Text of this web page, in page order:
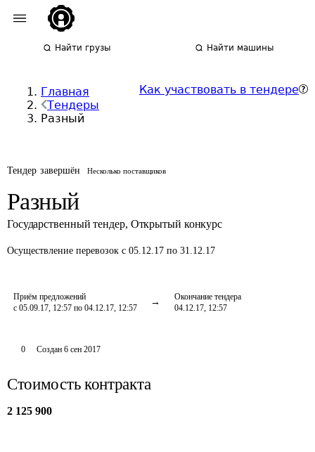
Найти грузы Найти машины
Главная
Тендеры
Разный
Как участвовать в тендере
Тендер завершён Несколько поставщиков
Разный
Государственный тендер, Открытый конкурс
Осуществление перевозок с 05.12.17 по 31.12.17
Приём предложений
с 05.09.17, 12:57 по 04.12.17, 12:57
Окончание тендера
04.12.17, 12:57
0 Создан 6 сен 2017
Стоимость контракта
2 125 900